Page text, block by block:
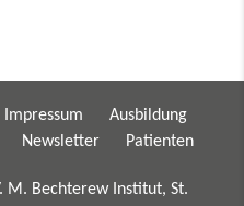
Impressum
Ausbildung
Newsletter Patienten
M. Bechterew Institut, St.